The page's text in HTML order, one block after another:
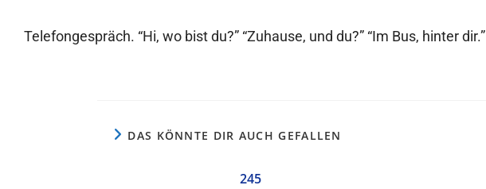
Telefongespräch. “Hi, wo bist du?” “Zuhause, und du?” “Im Bus, hinter dir.”
DAS KÖNNTE DIR AUCH GEFALLEN
245